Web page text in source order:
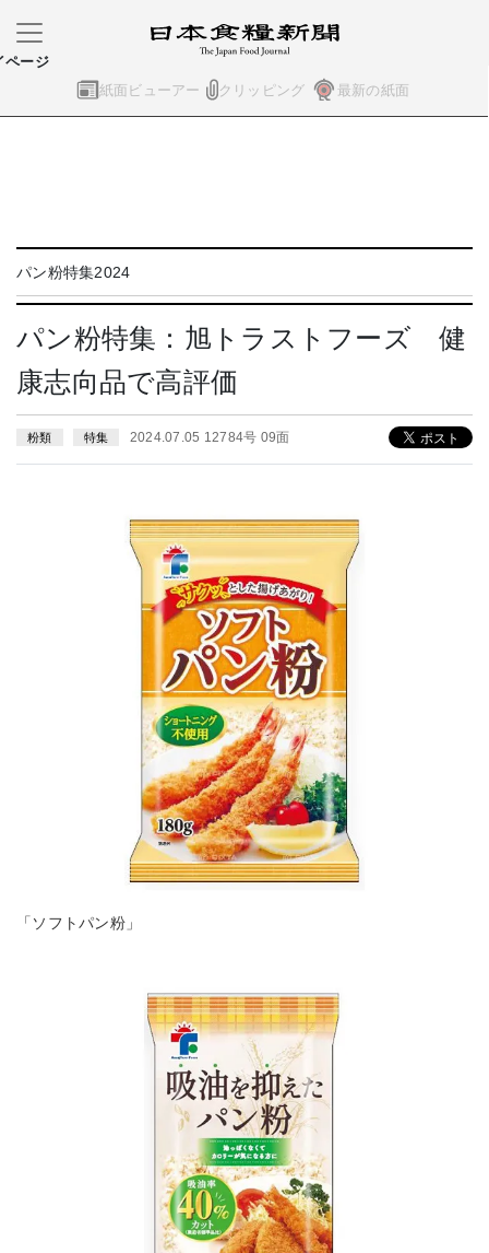
紙面ビューアー クリッピング 最新の紙面
ページ
パン粉特集2024
パン粉特集：旭トラストフーズ 健
康志向品で高評価
粉類 特集 2024.07.05 12784号 09面
「ソフトパン粉」